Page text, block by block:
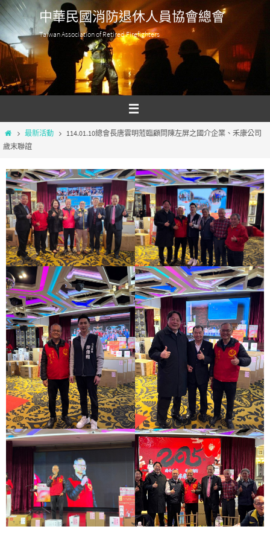
Skip
to
content
中華民國消防退休人員協會總會
Taiwan Association of Retired Firefighters
Home最新活動
114.01.10總會長唐雲明蒞臨顧問陳左屏之國介企業、禾康公司
歲末聯誼